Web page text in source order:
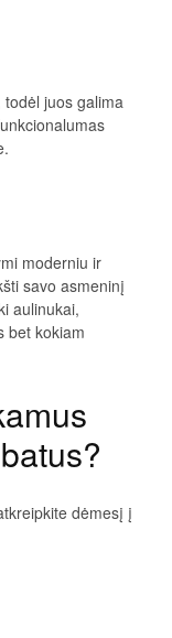
juos galima
moderniu ir
savo asmeninį
aulinukai,
bet kokiam
dėmesį į